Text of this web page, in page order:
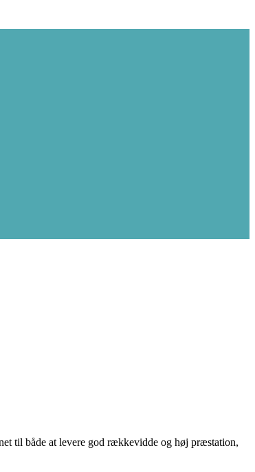
til både at levere god rækkevidde og høj præstation,